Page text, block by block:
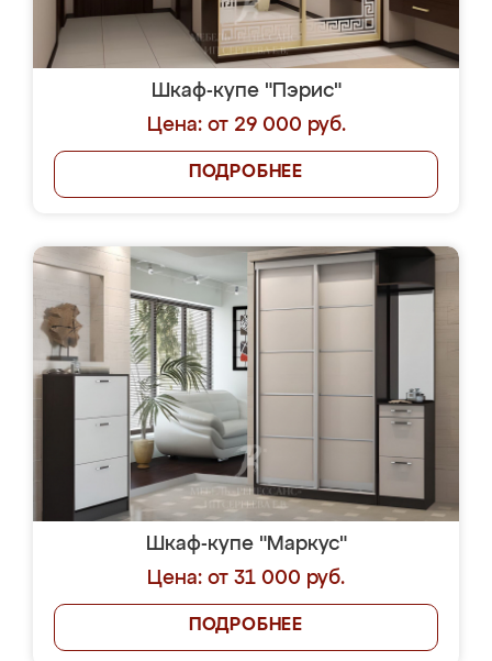
Шкаф-купе "Пэрис"
Цена: от 29 000 руб.
ПОДРОБНЕЕ
Шкаф-купе "Маркус"
Цена: от 31 000 руб.
ПОДРОБНЕЕ